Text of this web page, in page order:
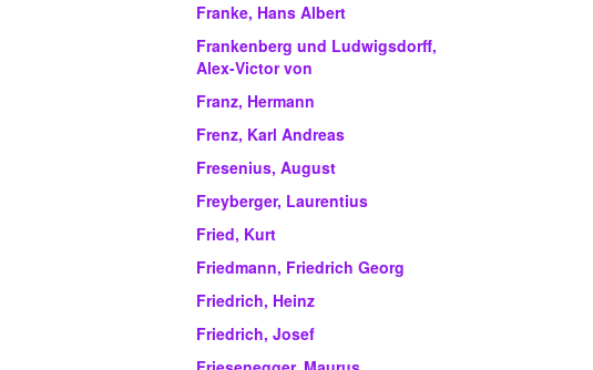
Franke, Hans Albert
Frankenberg und Ludwigsdorff,
Alex-Victor von
Franz, Hermann
Frenz, Karl Andreas
Fresenius, August
Freyberger, Laurentius
Fried, Kurt
Friedmann, Friedrich Georg
Friedrich, Heinz
Friedrich, Josef